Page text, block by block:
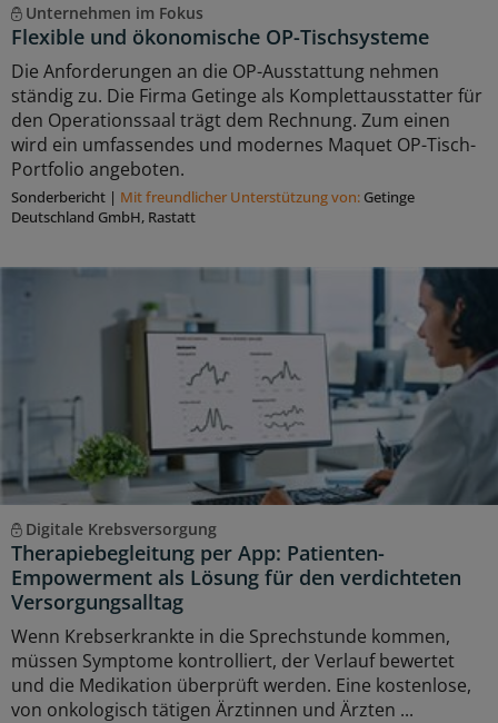
Unternehmen im Fokus
Flexible und ökonomische OP-Tischsysteme
Die Anforderungen an die OP-Ausstattung nehmen
ständig zu. Die Firma Getinge als Komplettausstatter für
den Operationssaal trägt dem Rechnung. Zum einen
wird ein umfassendes und modernes Maquet OP-Tisch-
Portfolio angeboten.
Sonderbericht | Mit freundlicher Unterstützung von: Getinge
Deutschland GmbH, Rastatt
Digitale Krebsversorgung
Therapiebegleitung per App: Patienten-
Empowerment als Lösung für den verdichteten
Versorgungsalltag
Wenn Krebserkrankte in die Sprechstunde kommen,
müssen Symptome kontrolliert, der Verlauf bewertet
und die Medikation überprüft werden. Eine kostenlose,
von onkologisch tätigen Ärztinnen und Ärzten ...